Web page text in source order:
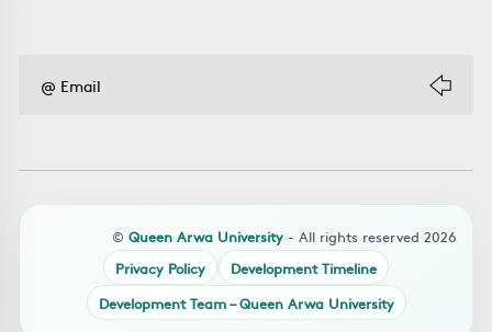
© Queen Arwa University - All rights reserved 2026
Privacy Policy
Development Timeline
Development Team – Queen Arwa University